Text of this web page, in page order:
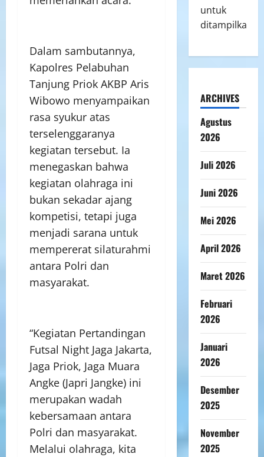
Dalam sambutannya,
Kapolres Pelabuhan
Tanjung Priok AKBP Aris
Wibowo menyampaikan
rasa syukur atas
terselenggaranya
kegiatan tersebut. Ia
menegaskan bahwa
kegiatan olahraga ini
bukan sekadar ajang
kompetisi, tetapi juga
menjadi sarana untuk
mempererat silaturahmi
antara Polri dan
masyarakat.
“Kegiatan Pertandingan
Futsal Night Jaga Jakarta,
Jaga Priok, Jaga Muara
Angke (Japri Jangke) ini
merupakan wadah
kebersamaan antara
Polri dan masyarakat.
Melalui olahraga, kita
untuk
ditampilkan.
ARCHIVES
Agustus
2026
Juli 2026
Juni 2026
Mei 2026
April 2026
Maret 2026
Februari
2026
Januari
2026
Desember
2025
November
2025